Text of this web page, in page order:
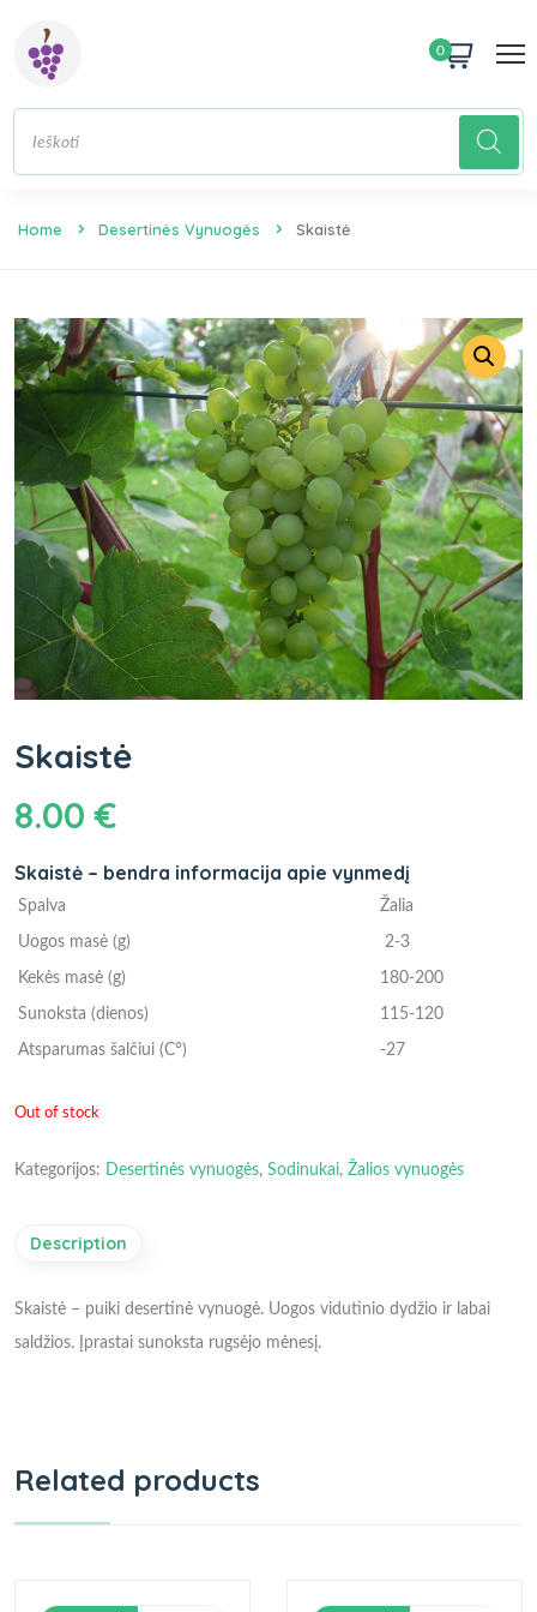
0
Home Desertinės Vynuogės Skaistė
Skaistė
8.00€
Skaistė – bendra informacija apie vynmedį
Spalva Žalia
Uogos masė (g) 2-3
Kekės masė (g) 180-200
Sunoksta (dienos) 115-120
Atsparumas šalčiui (C°) -27
Out of stock
Kategorijos: Desertinės vynuogės, Sodinukai, Žalios vynuogės
Description
Skaistė – puiki desertinė vynuogė. Uogos vidutinio dydžio ir labai
saldžios. Įprastai sunoksta rugsėjo mėnesį.
Related products